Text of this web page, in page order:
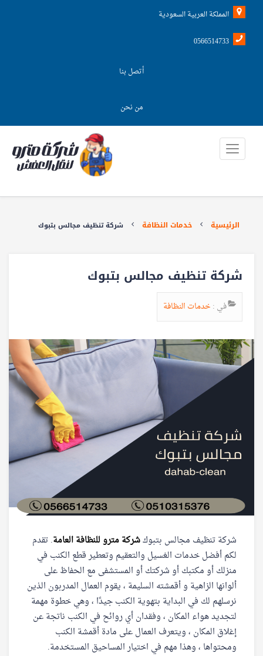
المملكة العربية السعودية
0566514733
أتصل بنا
من نحن
الرئيسية خدمات النظافة شركة تنظيف مجالس بتبوك
شركة تنظيف مجالس بتبوك
في : خدمات النظافة
شركة تنظيف مجالس بتبوكشركة مترو للنظافة العامة. تقدم
لكم أفضل خدمات الغسيل والتعقيم وتعطير قطع الكنب في
منزلك أو مكتبك أو شركتك أو المستشفى مع الحفاظ على
ألوانها الزاهية و أقمشته السليمة ، يقوم العمال المدربون الذين
نرسلهم لك في البداية بتهوية الكنب جيدًا ، وهي خطوة مهمة
لتجديد هواء المكان ، وفقدان أي روائح في الكنب ناتجة عن
إغلاق المكان ، ويتعرف العمال على مادة أقمشة الكنب
ومحتواها ، وهذا مهم في اختيار المساحيق المستخدمة.